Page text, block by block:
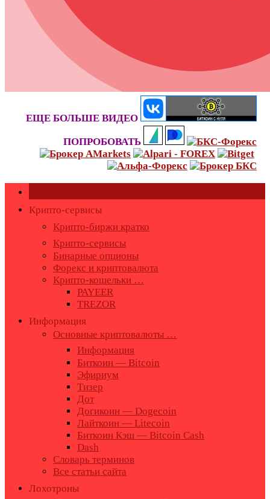
ЕЩЕ БОЛЬШЕ ВИДЕО
ПОПРОБОВАТЬ
Крипто-сервисы
Крипто-биржи кратко
Крипто-сервисы
Бинарные опционы
Форекс и криптовалюта
Крипто-кошельки …
PAYEER
TREZOR
Информация
Основные криптовалюты …
Информация
Биткоин — Bitcoin
Эфириум
Тизер
Дот
Догикоин — Dogecoin
Лайткоин — Litecoin
Биткоин Кэш — Bitcoin Cash
Dash
Словарь терминов
Все статьи сайта
Лохотроны